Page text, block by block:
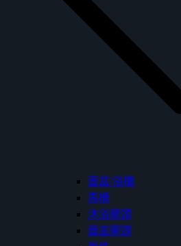
面盆/浴櫃
馬桶
沐浴龍頭
面盆龍頭